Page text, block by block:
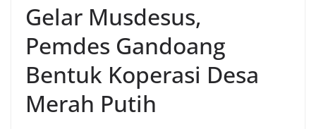
Gelar Musdesus,
Pemdes Gandoang
Bentuk Koperasi Desa
Merah Putih